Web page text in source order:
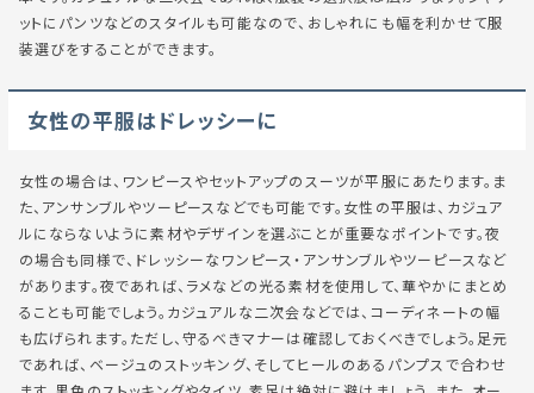
ットにパンツなどのスタイルも可能なので、おしゃれにも幅を利かせて服
装選びをすることができます。
女性の平服はドレッシーに
女性の場合は、ワンピースやセットアップのスーツが平服にあたります。ま
た、アンサンブルやツーピースなどでも可能です。女性の平服は、カジュア
ルにならないように素材やデザインを選ぶことが重要なポイントです。夜
の場合も同様で、ドレッシーなワンピース・アンサンブルやツーピースなど
があります。夜であれば、ラメなどの光る素材を使用して、華やかにまとめ
ることも可能でしょう。カジュアルな二次会などでは、コーディネートの幅
も広げられます。ただし、守るべきマナーは確認しておくべきでしょう。足元
であれば、ベージュのストッキング、そしてヒールのあるパンプスで合わせ